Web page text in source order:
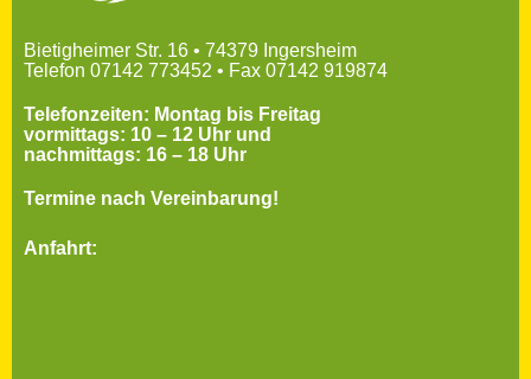
Bietigheimer Str. 16 • 74379 Ingersheim
Telefon 07142 773452 • Fax 07142 919874
Telefonzeiten: Montag bis Freitag
vormittags: 10 – 12 Uhr und
nachmittags: 16 – 18 Uhr
Termine nach Vereinbarung!
Anfahrt: